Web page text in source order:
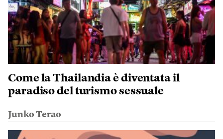
Come la Thailandia è diventata il
paradiso del turismo sessuale
Junko Terao